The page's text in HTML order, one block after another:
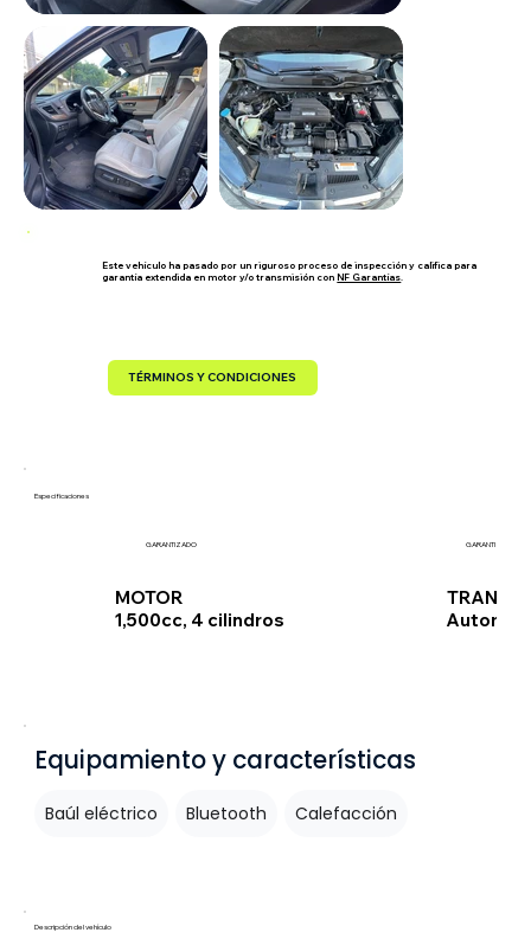
Este vehículo ha pasado por un riguroso proceso de inspección y califica para
garantía extendida en motor y/o transmisión conNF Garantías.
TÉRMINOS Y CONDICIONES
Especificaciones
GARANTIZADO
MOTOR
1,500cc, 4 cilindros
GARANTIZADO
Equipamiento y características
Baúl eléctrico Bluetooth Calefacción
Descripción del vehículo